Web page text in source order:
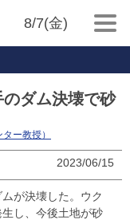
8/7(金)
ダム決壊で砂
ー教授）
2023/06/15
が決壊した。ウク
し、今後土地が砂